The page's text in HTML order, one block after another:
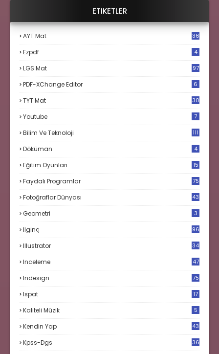
ETIKETLER
AYT Mat 36
Ezpdf 4
LGS Mat 97
PDF-XChange Editor 6
TYT Mat 30
Youtube 7
Bilim Ve Teknoloji 111
Döküman 4
Eğitim Oyunları 15
Faydalı Programlar 75
Fotoğraflar Dünyası 43
Geometri 3
Ilginç 96
Illustrator 34
Inceleme 47
Indesign 75
Ispat
17
Kaliteli Müzik 5
Kendin Yap 43
Kpss-Dgs 36